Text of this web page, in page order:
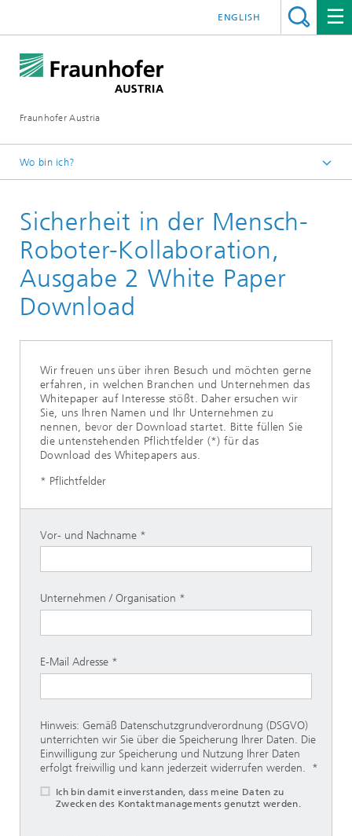
Fraunhofer Austria
ENGLISH
Wo bin ich?
Publikationen
Sicherheit in der Mensch-
Roboter-Kollaboration,
Ausgabe 2 White Paper
Download
Wir freuen uns über ihren Besuch und möchten gerne
erfahren, in welchen Branchen und Unternehmen das
Whitepaper auf Interesse stößt. Daher ersuchen wir
Sie, uns Ihren Namen und Ihr Unternehmen zu
nennen, bevor der Download startet. Bitte füllen Sie
die untenstehenden Pflichtfelder (*) für das
Download des Whitepapers aus.
* Pflichtfelder
Vor- und Nachname
Unternehmen / Organisation
E-Mail Adresse
Hinweis: Gemäß Datenschutzgrundverordnung (DSGVO)
unterrichten wir Sie über die Speicherung Ihrer Daten. Die
Einwilligung zur Speicherung und Nutzung Ihrer Daten
erfolgt freiwillig und kann jederzeit widerrufen werden.
Ich bin damit einverstanden, dass meine Daten zu
Zwecken des Kontaktmanagements genutzt werden.